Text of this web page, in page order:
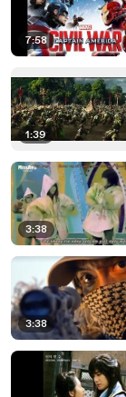
7:58
1:39
3:38
3:38